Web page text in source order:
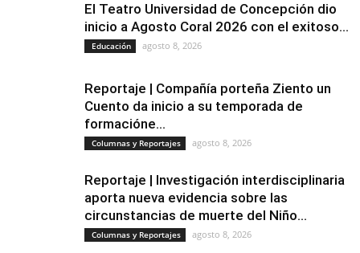
El Teatro Universidad de Concepción dio
inicio a Agosto Coral 2026 con el exitoso...
Educación agosto 8, 2026
Reportaje | Compañía porteña Ziento un
Cuento da inicio a su temporada de
formacióne...
Columnas y Reportajes agosto 8, 2026
Reportaje | Investigación interdisciplinaria
aporta nueva evidencia sobre las
circunstancias de muerte del Niño...
Columnas y Reportajes agosto 8, 2026